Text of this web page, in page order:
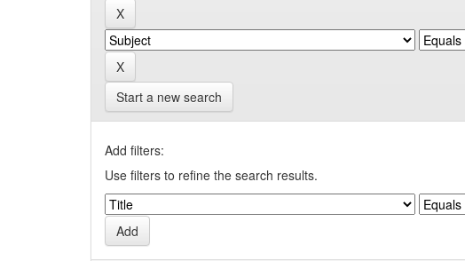
Start a new search
Add filters:
Use filters to refine the search results.